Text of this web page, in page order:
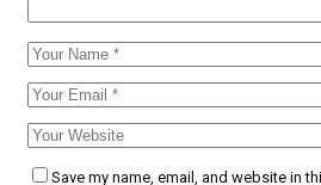
Save my name, email, and website in